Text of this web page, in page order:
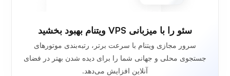
سئو را با میزبانی VPS ویتنام بهبود بخشید
سرور مجازی ویتنام با سرعت برتر، رتبه‌بندی موتورهای
جستجوی محلی و جهانی شما را برای دیده شدن بهتر در فضای
آنلاین افزایش می‌دهد.